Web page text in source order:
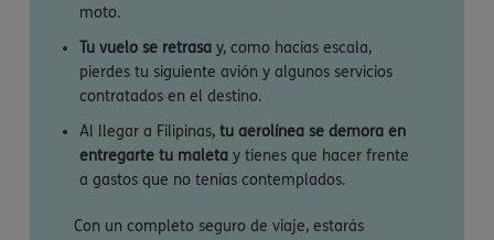
moto.
Tu vuelo se retrasay, como hacías escala,
pierdes tu siguiente avión y algunos servicios
contratados en el destino.
Al llegar a Filipinas, tu aerolínea se demora en
entregarte tu maletay tienes que hacer frente
a gastos que no tenías contemplados.
Con un completo seguro de viaje, estarás